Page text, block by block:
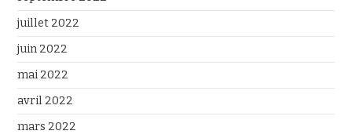
juillet 2022
juin 2022
mai 2022
avril 2022
mars 2022